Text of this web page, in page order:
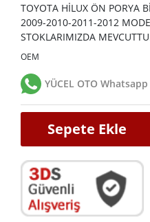
TOYOTA HİLUX ÖN PORYA
2009-2010-2011-2012
STOKLARIMIZDA
OEM
YÜCEL OTO
Sepete Ekle